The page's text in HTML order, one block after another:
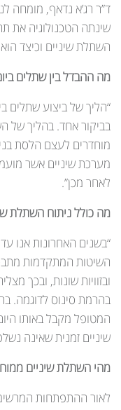
ד”ר רג’א נדאף, מומחה
שינתה הטכנולוגיה את
השתלת שיניים וכיצד
מה ההבדל בין שתלים
“הליך של ביצוע שתלים
בביקור אחד. בהליך של
מוחדרים לעצם הלסת
מערכת שיניים אשר
לאחר מכן”.
מה כולל ניתוח השתלת
“בשנים האחרונות אנו
השיטות המתקדמות
ובזוויות שונות, ובכך
בהרמת סינוס לדוגמה.
המטופל מקבל באותו
שיניים זמנית שאינה
מהי השתלת שיניים
לאור ההתפתחות